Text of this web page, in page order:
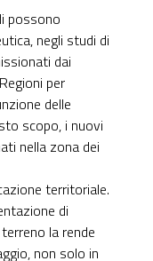
possono
negli studi di
dai
per
delle
scopo, i nuovi
nella zona dei
territoriale.
di
la rende
non solo in